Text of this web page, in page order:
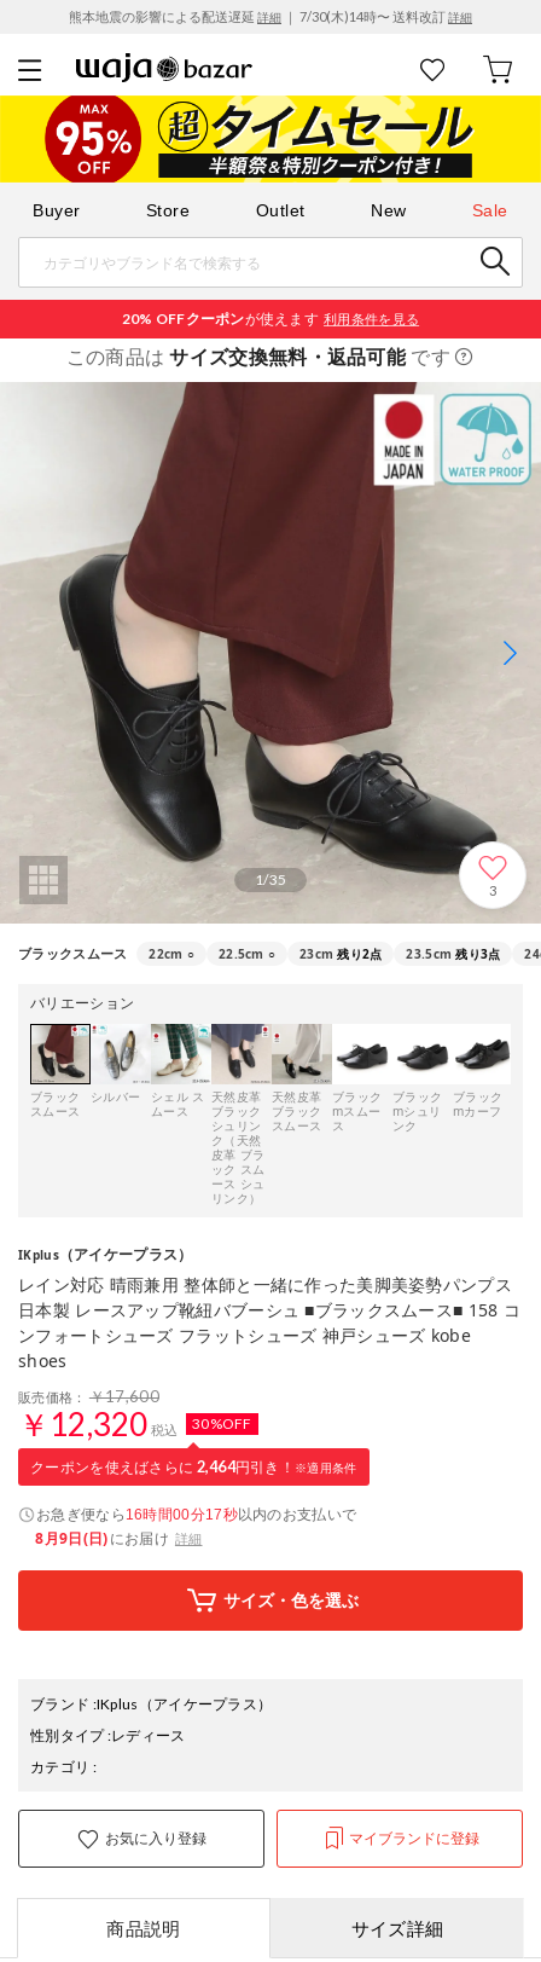
熊本地震の影響による配送遅延 詳細 ｜ 7/30(木)14時〜 送料改訂詳細
Buyer Store Outlet New Sale
20% OFFクーポンが使えます 利用条件を見る
この商品はサイズ交換無料・返品可能です
1/35
3
ブラックスムース 22cm ○ 22.5cm ○ 23cm 残り2点 23.5cm 残り3点
バリエーション
ブラック
スムース
シルバー
シェル ス
ムース
天然皮革
ブラック
シュリン
ク（天然
皮革 ブラ
ック スム
ース シュ
リンク）
天然皮革
ブラック
スムース
ブラック
mスムー
ス
ブラック
mシュリ
ンク
ブラック
mカーフ
IKplus（アイケープラス）
レイン対応 晴雨兼用 整体師と一緒に作った美脚美姿勢パンプス
日本製 レースアップ靴紐バブーシュ ■ブラックスムース■ 158 コ
ンフォートシューズ フラットシューズ 神戸シューズ kobe
shoes
販売価格： ￥17,600
￥12,320 税込 30%OFF
クーポンを使えばさらに 2,464円引き！ ※適用条件
お急ぎ便なら 16時間00分16秒以内のお支払いで
8月9日(日)にお届け 詳細
サイズ・色を選ぶ
ブランド :IKplus （アイケープラス）
性別タイプ:レディース
カテゴリ :
お気に入り登録 マイブランドに登録
商品説明 サイズ詳細